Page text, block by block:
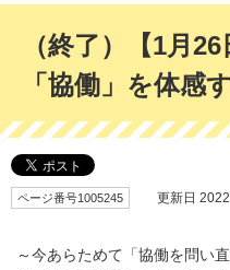
（終了）【1月
「協働」を体感
ページ番号1005245 更新日 2022
～今あらためて「協働を問い